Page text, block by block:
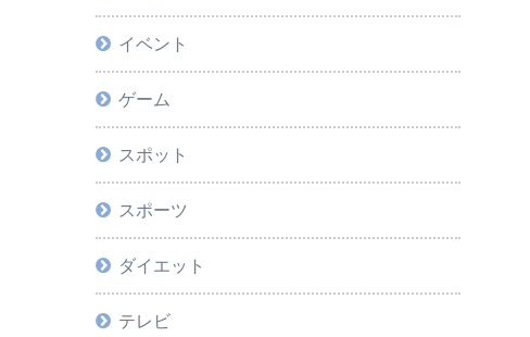
イベント
ゲーム
スポット
スポーツ
ダイエット
テレビ